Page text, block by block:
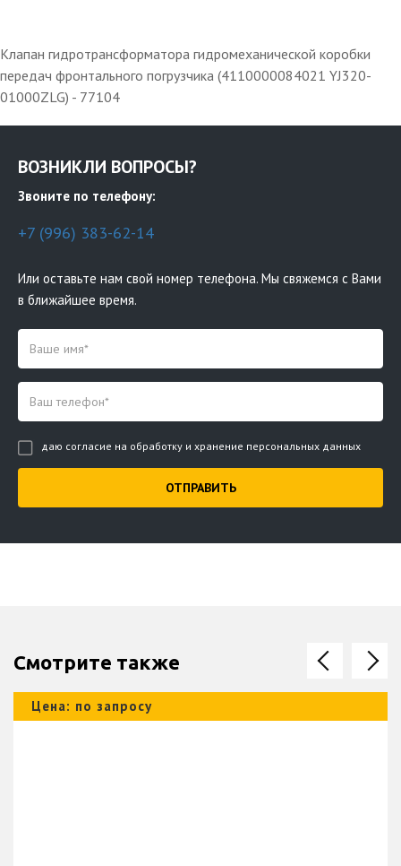
Клапан гидротрансформатора гидромеханической коробки
передач фронтального погрузчика (4110000084021 YJ320-
01000ZLG) - 77104
ВОЗНИКЛИ ВОПРОСЫ?
Звоните по телефону:
+7 (996) 383-62-14
Или оставьте нам свой номер телефона. Мы свяжемся с Вами
в ближайшее время.
даю согласие на обработку и хранение персональных данных
Смотрите также
Цена: по запросу